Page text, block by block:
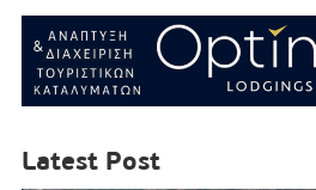
Latest Post